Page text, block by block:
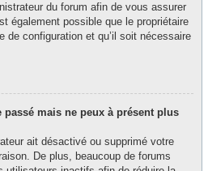
du forum afin de vous assurer
également possible que le propriétaire
de configuration et qu’il soit nécessaire
passé mais ne peux à présent plus
ait désactivé ou supprimé votre
De plus, beaucoup de forums